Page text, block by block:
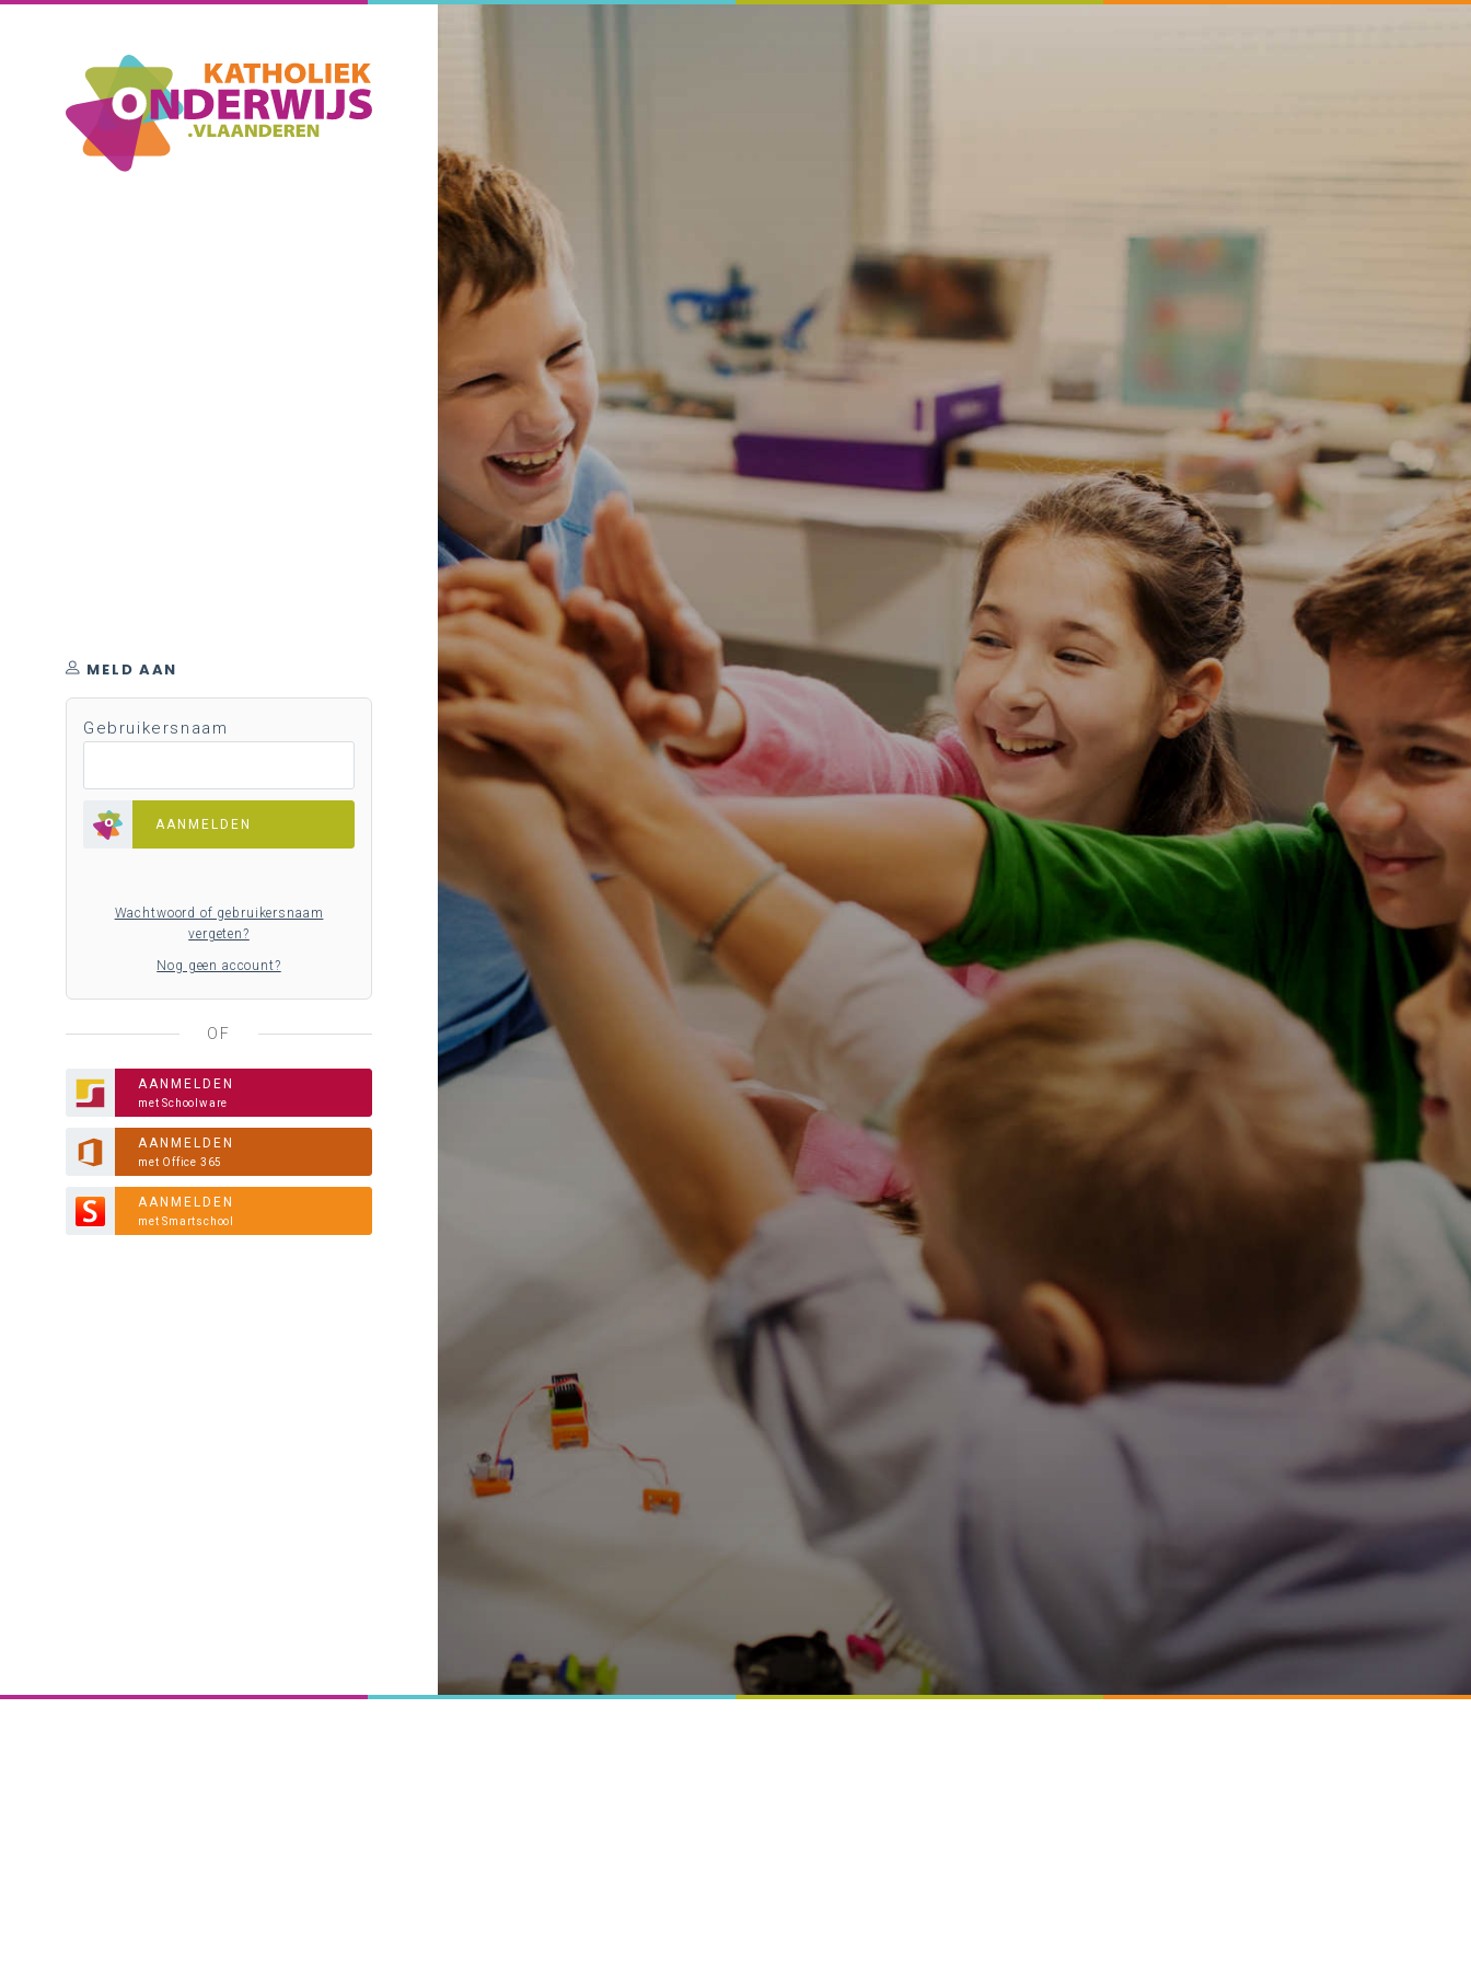
MELD AAN
Gebruikersnaam
AANMELDEN
Wachtwoord of gebruikersnaam
vergeten?
Nog geen account?
OF
AANMELDEN
met Schoolware
AANMELDEN
met Office 365
AANMELDEN
met Smartschool